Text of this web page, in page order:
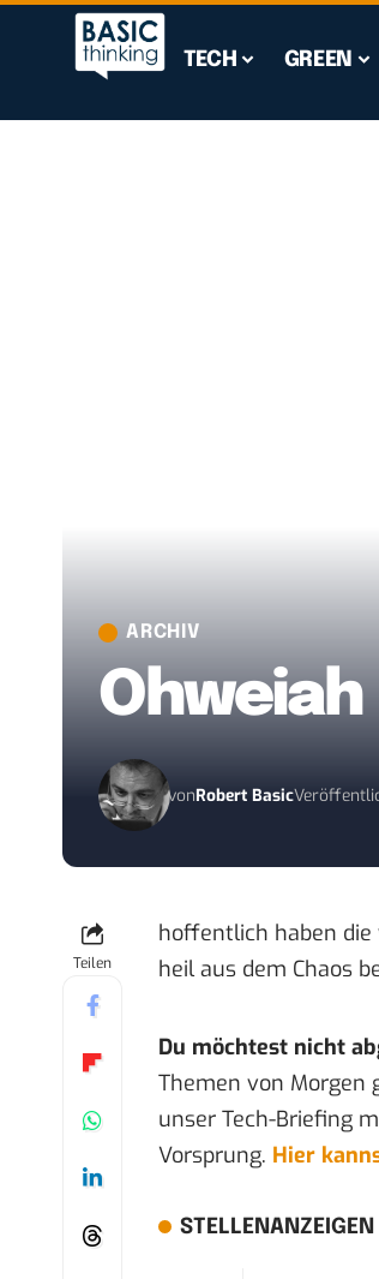
TECH GREEN
ARCHIV
Ohweiah
vonRobert Basic
Teilen
hoffentlich haben die
heil aus dem Chaos
Du möchtest nicht
Themen von Morgen
unser Tech-Briefing
Vorsprung. Hier
STELLENANZEIGEN